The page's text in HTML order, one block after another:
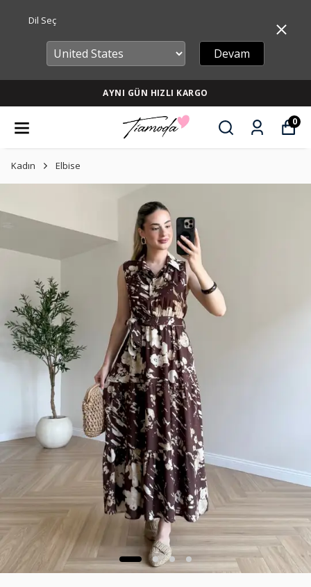
Dil Seç
Devam
AYNI GÜN HIZLI KARGO
0
Kadın Elbise